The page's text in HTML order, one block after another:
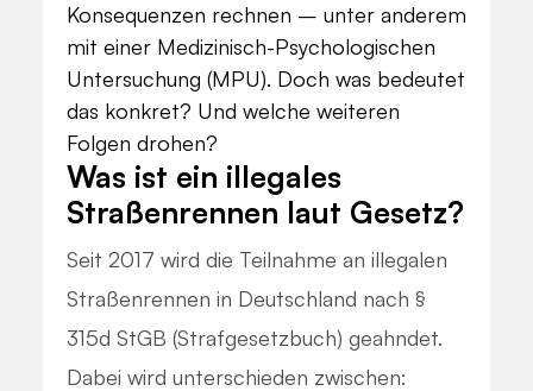
Konsequenzen rechnen – unter anderem
mit einer Medizinisch-Psychologischen
Untersuchung (MPU). Doch was bedeutet
das konkret? Und welche weiteren
Folgen drohen?
Was ist ein illegales
Straßenrennen laut Gesetz?
Seit 2017 wird die Teilnahme an illegalen
Straßenrennen in Deutschland nach §
315d StGB (Strafgesetzbuch) geahndet.
Dabei wird unterschieden zwischen: